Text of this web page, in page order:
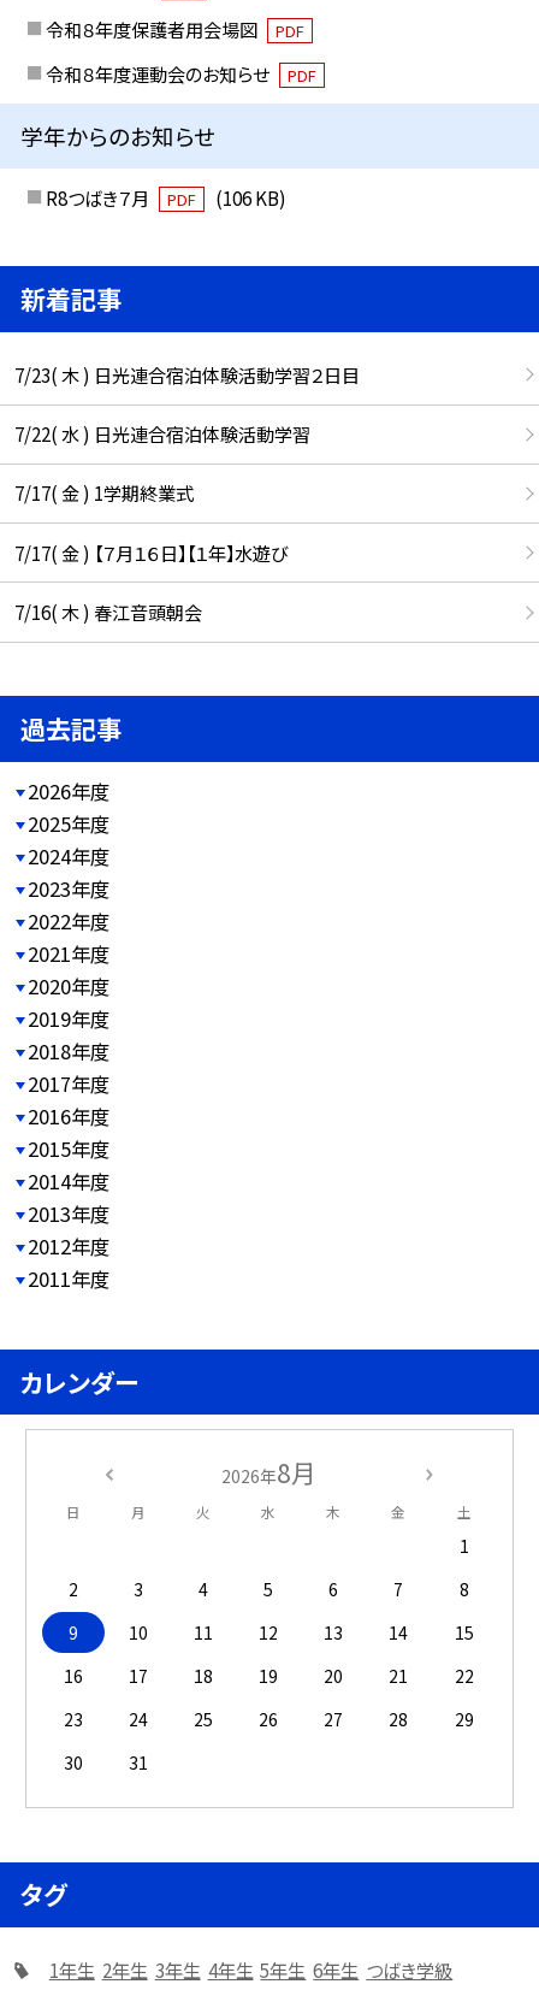
令和８年度保護者用会場図 PDF
令和８年度運動会のお知らせ PDF
学年からのお知らせ
R8つばき７月 PDF (106 KB)
新着記事
7/23( 木 ) 日光連合宿泊体験活動学習２日目
7/22( 水 ) 日光連合宿泊体験活動学習
7/17( 金 ) 1学期終業式
7/17( 金 ) 【７月１６日】【１年】水遊び
7/16( 木 ) 春江音頭朝会
過去記事
2026年度
2025年度
2024年度
2023年度
2022年度
2021年度
2020年度
2019年度
2018年度
2017年度
2016年度
2015年度
2014年度
2013年度
2012年度
2011年度
カレンダー
2026年8月
日 月 火 水 木 金 土
1
2
3 4 5 6 7
8
9
10 11 12 13 14
15
16
17 18 19 20 21
22
23
24 25 26 27 28
29
30
31
タグ
1年生 2年生 3年生 4年生 5年生 6年生 つばき学級